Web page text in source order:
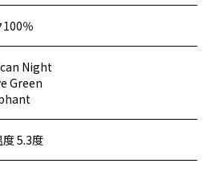
100％
Night
Green
5.3度